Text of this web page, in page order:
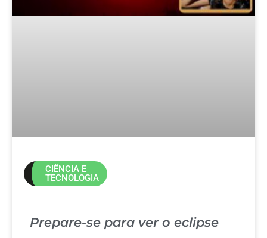
CIÊNCIA E
TECNOLOGIA
Prepare-se para ver o eclipse